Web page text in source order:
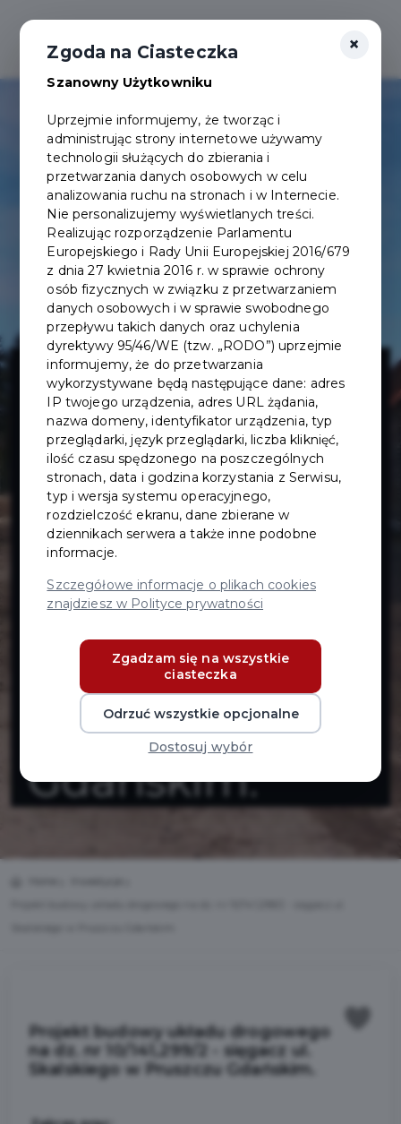
Projekt budowy
układu
drogowego na
dz. nr
10/141,299/2 -
sięgacz ul.
Skalskiego w
Pruszczu
Gdańskim.
Projekt budowy układu drogowego
na dz. nr 10/141,299/2 - sięgacz ul.
Skalskiego w Pruszczu Gdańskim.
×
Zgoda na Ciasteczka
Szanowny Użytkowniku
Uprzejmie informujemy, że tworząc i
administrując strony internetowe używamy
technologii służących do zbierania i
przetwarzania danych osobowych w celu
analizowania ruchu na stronach i w Internecie.
Nie personalizujemy wyświetlanych treści.
Realizując rozporządzenie Parlamentu
Europejskiego i Rady Unii Europejskiej 2016/679
z dnia 27 kwietnia 2016 r. w sprawie ochrony
osób fizycznych w związku z przetwarzaniem
danych osobowych i w sprawie swobodnego
przepływu takich danych oraz uchylenia
dyrektywy 95/46/WE (tzw. „RODO”) uprzejmie
informujemy, że do przetwarzania
wykorzystywane będą następujące dane: adres
IP twojego urządzenia, adres URL żądania,
nazwa domeny, identyfikator urządzenia, typ
przeglądarki, język przeglądarki, liczba kliknięć,
ilość czasu spędzonego na poszczególnych
stronach, data i godzina korzystania z Serwisu,
typ i wersja systemu operacyjnego,
rozdzielczość ekranu, dane zbierane w
dziennikach serwera a także inne podobne
informacje.
Szczegółowe informacje o plikach cookies
znajdziesz w Polityce prywatności
Zgadzam się na wszystkie
ciasteczka
Odrzuć wszystkie opcjonalne
Dostosuj wybór